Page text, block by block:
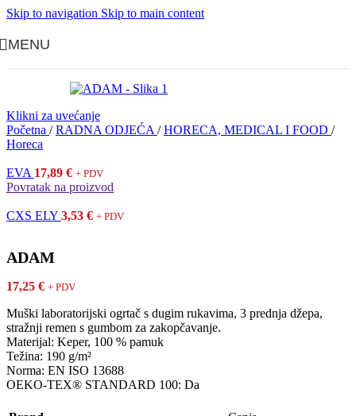
Skip to navigation Skip to main content
MENU
Klikni za uvećanje
Početna / RADNA ODJEĆA / HORECA, MEDICAL I FOOD /
Horeca
EVA 17,89 € + PDV
Povratak na proizvod
CXS ELY 3,53 € + PDV
ADAM
17,25 € + PDV
Muški laboratorijski ogrtač s dugim rukavima, 3 prednja džepa,
stražnji remen s gumbom za zakopčavanje.
Materijal: Keper, 100 % pamuk
Težina: 190 g/m²
Norma: EN ISO 13688
OEKO-TEX® STANDARD 100: Da